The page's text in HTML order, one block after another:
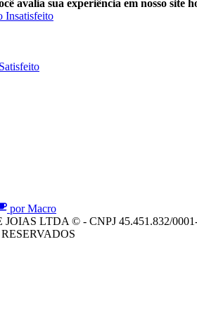
avalia sua experiência em nosso site
Insatisfeito
por Macro
LTDA © - CNPJ 45.451.832/